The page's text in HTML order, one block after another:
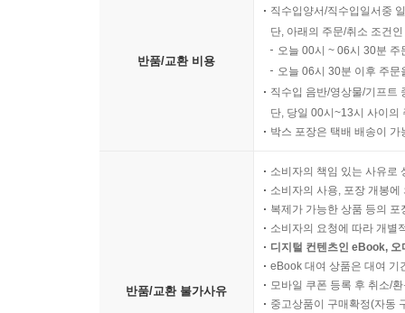
반품/교환 비용
직수입양서/직수입일서중
단, 아래의 주문/취소 조건
오늘 00시 ~ 06시 30분
오늘 06시 30분 이후 주
직수입 음반/영상물/기프트
단, 당일 00시~13시 사이의
박스 포장은 택배 배송이
반품/교환 불가사유
소비자의 책임 있는 사유로
소비자의 사용, 포장 개봉
복제가 가능한 상품 등의
소비자의 요청에 따라 개별
디지털 컨텐츠인 eBook,
eBook 대여 상품은 대여 기
모바일 쿠폰 등록 후 취소/
중고상품이 구매확정(자동